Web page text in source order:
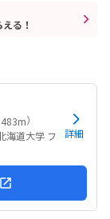
る！
）
海道大学 フ
詳細